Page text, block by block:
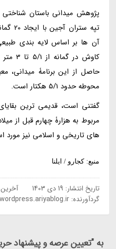
پژوهش میدانی باستان
تپه
آن ها بر اساس لایه بندی
کاوش
حاصل از این برنامۀ میدانی،
محوطه حدود 5/1 هکتار است.
گفتنی است، قدیمی ترین
مربوط به هزارۀ چهارم قبل از
های تاریخی و اسلامی نیز مورد
منبع: کجارو / ایلنا
تاریخ انتشار: 19 دی 1403
گردآورنده:wordpress.ariyablog.ir
به "تعیین عرصه و پیشنهاد